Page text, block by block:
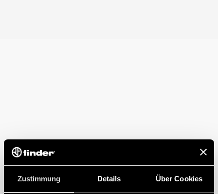
Zustimmung Details Über Cookies